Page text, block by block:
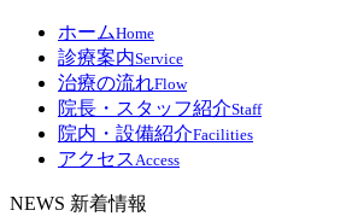
ホームHome
診療案内Service
治療の流れFlow
院長・スタッフ紹介Staff
院内・設備紹介Facilities
アクセス Access
NEWS 新着情報